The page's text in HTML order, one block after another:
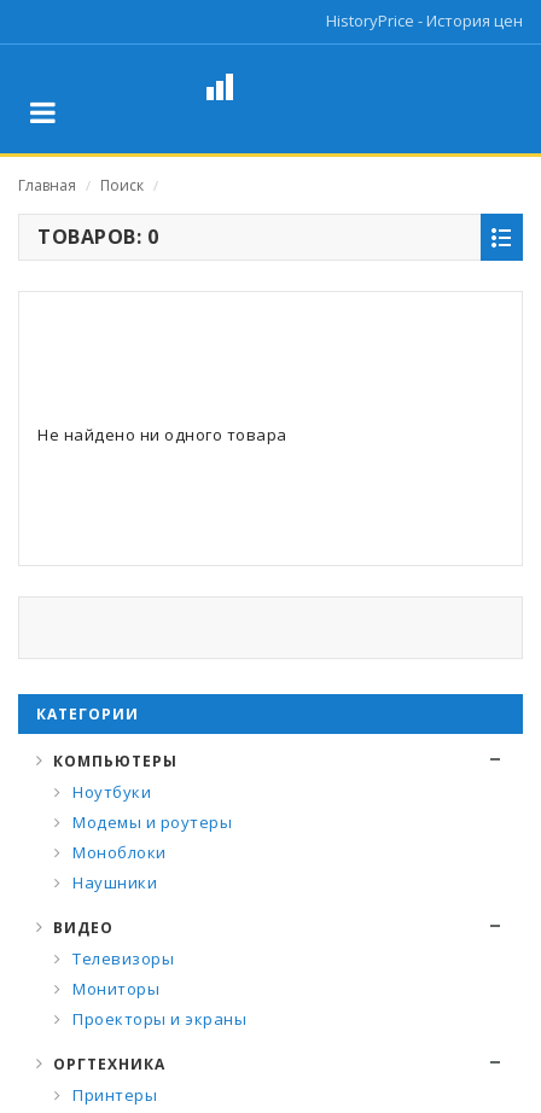
HistoryPrice - История цен
Главная / Поиск /
ТОВАРОВ: 0
Не найдено ни одного товара
КАТЕГОРИИ
КОМПЬЮТЕРЫ
Ноутбуки
Модемы и роутеры
Моноблоки
Наушники
ВИДЕО
Телевизоры
Мониторы
Проекторы и экраны
ОРГТЕХНИКА
Принтеры